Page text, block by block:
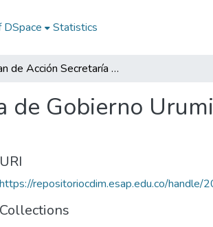
Statistics
Plan de Acción Secretaría de Gobierno Urumita La Guajira 2014: PASG Urumita La Guajira 2014
de Gobierno
URI
https://repositoriocdim.esap.edu.co/
Collections